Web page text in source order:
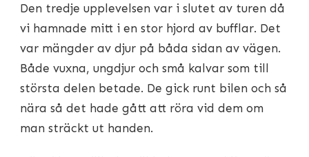
Den tredje upplevelsen var i slutet av turen då
vi hamnade mitt i en stor hjord av bufflar. Det
var mängder av djur på båda sidan av vägen.
Både vuxna, ungdjur och små kalvar som till
största delen betade. De gick runt bilen och så
nära så det hade gått att röra vid dem om
man sträckt ut handen.